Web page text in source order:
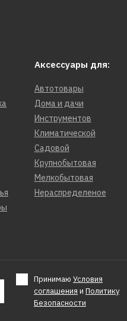
Аксессуары для:
Автотовары
Дома и дачи
Инструментов
Климатической
Садовой
Крупнобытовая
Мелкобытовая
Нераспределеное
Принимаю Условия
соглашения и Политику
Безопасности